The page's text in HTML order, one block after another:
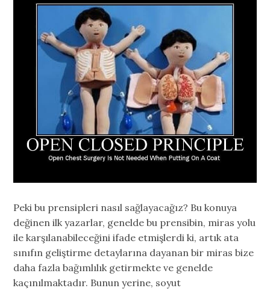
Peki bu prensipleri nasıl sağlayacağız? Bu konuya
değinen ilk yazarlar, genelde bu prensibin, miras yolu
ile karşılanabileceğini ifade etmişlerdi ki, artık ata
sınıfın geliştirme detaylarına dayanan bir miras bize
daha fazla bağımlılık getirmekte ve genelde
kaçınılmaktadır. Bunun yerine, soyut